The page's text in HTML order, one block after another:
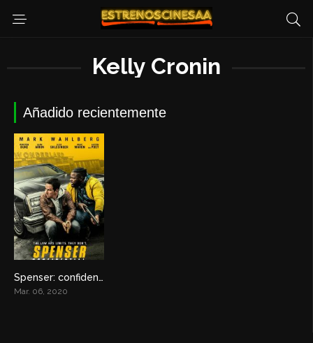
Kelly Cronin
Añadido recientemente
6.2Spenser: confidencial
Mar. 06, 2020